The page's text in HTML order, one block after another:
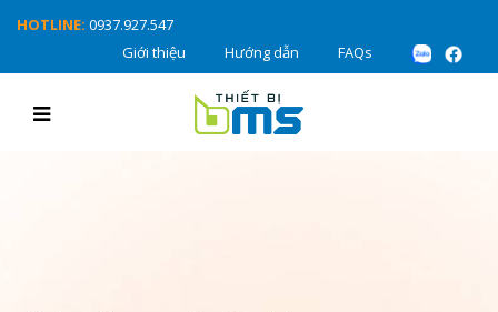
HOTLINE: 0937.927.547
Giới thiệu
Hướng dẫn FAQs